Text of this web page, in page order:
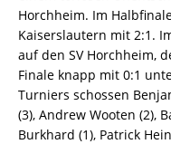
Horchheim. Im
Kaiserslautern mit 2:1.
auf den SV Horchheim,
Finale knapp mit 0:1
Turniers schossen
(3), Andrew Wooten (2),
Burkhard (1), Patrick